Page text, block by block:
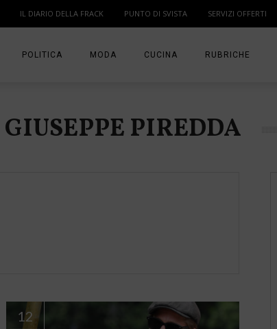
IL DIARIO DELLA FRACK PUNTO DI SVISTA SERVIZI OFFERTI
POLITICA MODA CUCINA RUBRICHE
ANGOLO LETTURA
GIUSEPPE PIREDDA
12